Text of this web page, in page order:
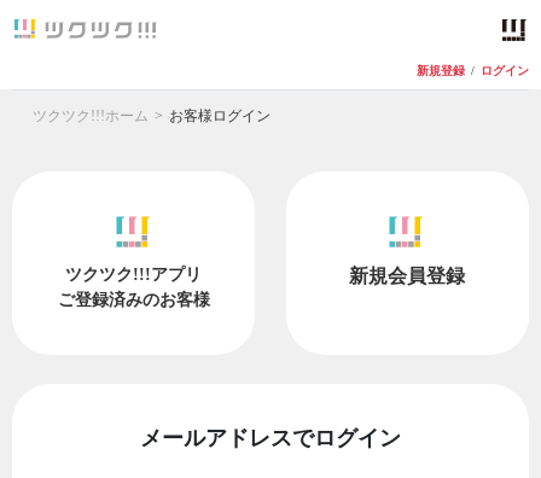
新規登録 / ログイン
ツクツク!!!ホーム お客様ログイン
ツクツク!!!アプリ
ご登録済みのお客様
新規会員登録
メールアドレスでログイン